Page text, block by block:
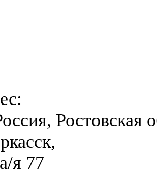
Ростовская
я 77